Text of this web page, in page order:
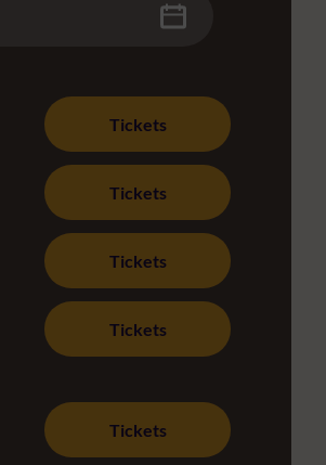
Tickets
Tickets
Tickets
Tickets
Tickets